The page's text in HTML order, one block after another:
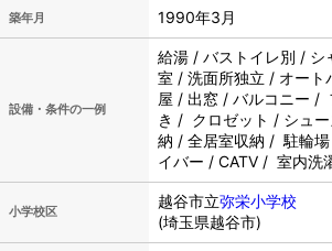
築年月 1990年3月
設備・条件の一例
給湯 / バストイレ別 / シ
室 / 洗面所独立 / オー
屋 / 出窓 / バルコニー /
き / クロゼット / シュ
納 / 全居室収納 / 駐輪
イバー / CATV / 室内洗
小学校区
越谷市立弥栄小学校
(埼玉県越谷市)